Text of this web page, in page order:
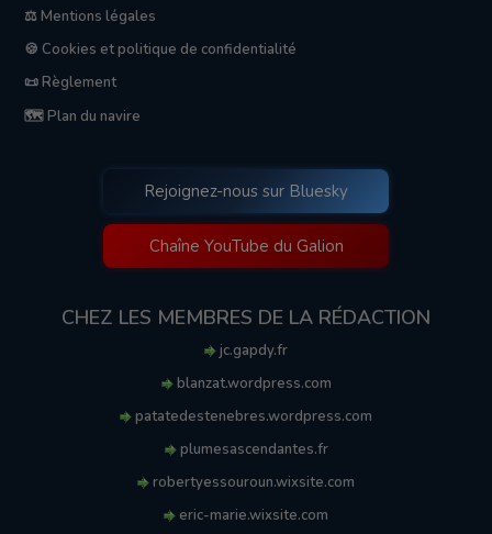
⚖️ Mentions légales
🍪 Cookies et politique de confidentialité
📜 Règlement
🗺️ Plan du navire
Rejoignez-nous sur Bluesky
Chaîne YouTube du Galion
CHEZ LES MEMBRES DE LA RÉDACTION
jc.gapdy.fr
blanzat.wordpress.com
patatedestenebres.wordpress.com
plumesascendantes.fr
robertyessouroun.wixsite.com
eric-marie.wixsite.com